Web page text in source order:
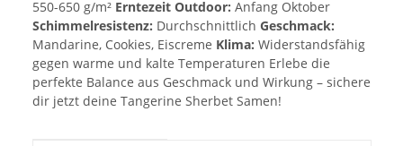
550-650 g/m² Erntezeit Outdoor: Anfang Oktober
Schimmelresistenz: Durchschnittlich Geschmack:
Mandarine, Cookies, Eiscreme Klima: Widerstandsfähig
gegen warme und kalte Temperaturen Erlebe die
perfekte Balance aus Geschmack und Wirkung – sichere
dir jetzt deine Tangerine Sherbet Samen!